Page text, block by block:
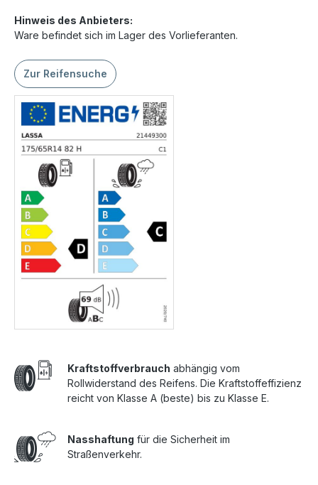
Hinweis des Anbieters:
Ware befindet sich im Lager des Vorlieferanten.
Zur Reifensuche
Kraftstoffverbrauch abhängig vom
Rollwiderstand des Reifens. Die Kraftstoffeffizienz
reicht von Klasse A (beste) bis zu Klasse E.
Nasshaftung für die Sicherheit im
Straßenverkehr.